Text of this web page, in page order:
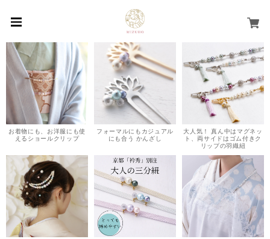
お着物にも、お洋服にも使
えるショールクリップ
フォーマルにもカジュアル
にも合う かんざし
大人気！ 真ん中はマグネッ
ト、両サイドはゴム付きク
リップの羽織紐